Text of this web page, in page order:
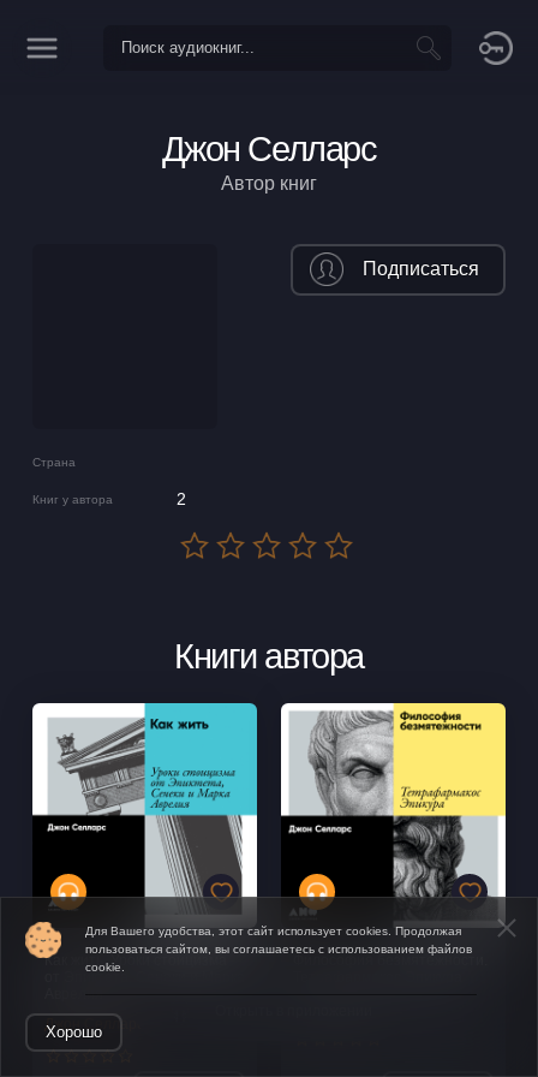
Джон Селларс
Автор книг
Страна
Книг у автора 2
Подписаться
Книги автора
Как жить. Уроки стоицизма
от Эпиктета, Сенеки и Марка
Джон Селларс
Философия безмятежности.
Для Вашего удобства, этот сайт использует cookies. Продолжая
пользоваться сайтом, вы соглашаетесь с использованием файлов
cookie.
Хорошо